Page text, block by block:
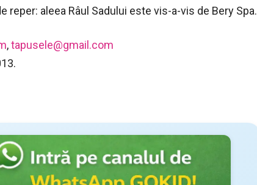
reper: aleea Râul Sadului este vis-a-vis de Bery Spa.
,tapusele@gmail.com